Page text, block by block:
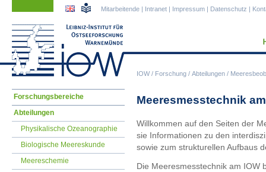
IOW/ Forschung / Abteilungen /
Mitarbeitende | Intranet | Impressum | Datenschutz |
Meeresmesstechnik
Willkommen auf den Seiten der
sie Informationen zu den
sowie zum strukturellen Aufbaus
Die Meeresmesstechnik am IOW
Navigation
überspringen
Forschungsbereiche
Abteilungen
Physikalische Ozeanographie
Biologische Meereskunde
Meereschemie